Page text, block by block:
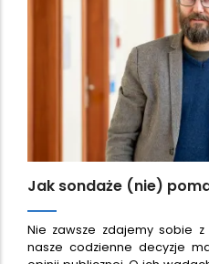
Jak sondaże (nie)
Nie zawsze zdajemy sobie
nasze codzienne decyzje